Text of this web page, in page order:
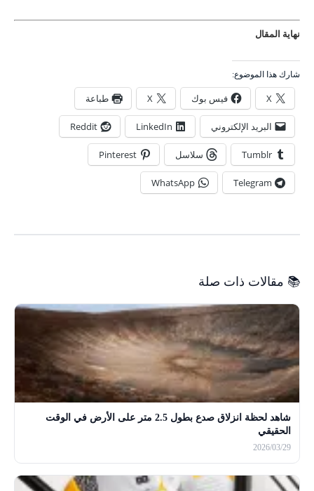
نهاية المقال
شارك هذا الموضوع:
X فيس بوك X طباعة
البريد الإلكتروني LinkedIn
Reddit
Tumblr سلاسل Pinterest
Telegram
WhatsApp
📚 مقالات ذات صلة
شاهد لحظة انزلاق صدع بطول 2.5 متر على الأرض في الوقت
الحقيقي
2026/03/29